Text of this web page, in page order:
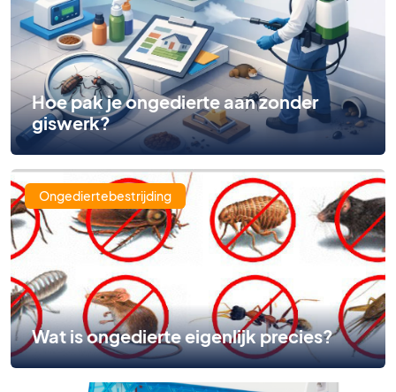
Hoe pak je ongedierte aan zonder
giswerk?
Ongediertebestrijding
Wat is ongedierte eigenlijk precies?